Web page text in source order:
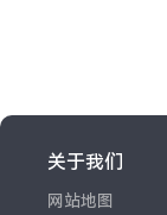
关于我们
网站地图